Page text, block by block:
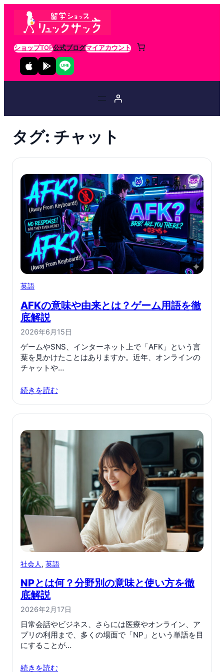
ショップTOP公式ブログマイアカウント
タグ: チャット
英語
AFKの意味や由来とは？ゲーム用語を徹
底解説
2026年6月15日
ゲームやSNS、インターネット上で「AFK」という言
葉を見かけたことはありますか。近年、オンラインの
チャットや…
続きを読む
社会人 , 英語
NPとは何？分野別の意味と使い方を徹
底解説
2026年2月17日
日常会話やビジネス、さらには医療やオンライン、ア
プリの利用まで、多くの場面で「NP」という単語を目
にすることが…
続きを読む